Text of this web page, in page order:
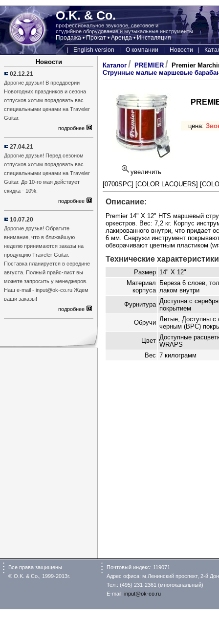
O.K. & Co.
профессиональное звуковое, световое и
студийное оборудование и музыкальные инструменты
Продажа • Прокат • Аренда • Инсталяция
English version О компании Новости
Новости
02.12.21
Дорогие друзья! В преддверии
Новогодних праздников и сезона
отпусков хотим порадовать вас
специальными ценами на Traveler
Guitar.
подробнее
27.04.21
Дорогие друзья! Перед сезоном
отпусков хотим порадовать вас
специальными ценами на Traveler
Guitar. До 10-го мая действует
скидка - 10%.
подробнее
10.07.20
Дорогие друзья! Обратите
внимание, что в ближайшую
неделю принимаются заказы на
продукцию Traveler Guitar.
Поставка планируется в середине
августа. Полный прайс-лист вы
можете запросить у менеджеров.
Наш e-mail - input@ok-co.ru Ждем
ваши заказы!
подробнее
Каталог / PREMIER / Premier
Струнные малые маршевые
увеличить
цена:
[0700SPC] [COLOR LACQUERS]
Описание:
Premier 14" X 12" HTS маршевый
оркестров. Вес: 7,2 кг. Корпус
лакированного внутри, что придает
6 мм. Снаружи инструмент
обворачивают цветным пластиком
Технические
Размер 14" Х 12"
Материал
корпуса
Береза 6 слоев,
лаком внутри
Фурнитура Доступна с
покрытием
Обручи Литые, Доступны с
черным (BPC)
Цвет Доступные
WRAPS
Вес 7 килограмм
Все права защищены
© O.K. & Co., 1999-2013г.
Почтовый индекс: 119071
Адрес офиса: м.Ленинский проспект, 2-й
Тел.: (495) 231-2361 (многоканальный)
E-mail: input@ok-co.ru